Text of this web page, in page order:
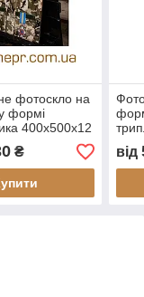
фотоскло на
формі
400х500х12
₴
мм
від